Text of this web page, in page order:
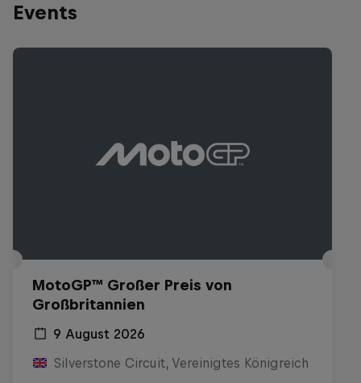
Events
MotoGP™ Großer Preis von
Großbritannien
9 August 2026
Silverstone Circuit, Vereinigtes Königreich